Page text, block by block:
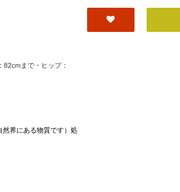
まで・ヒップ：
然界にある物質です）処